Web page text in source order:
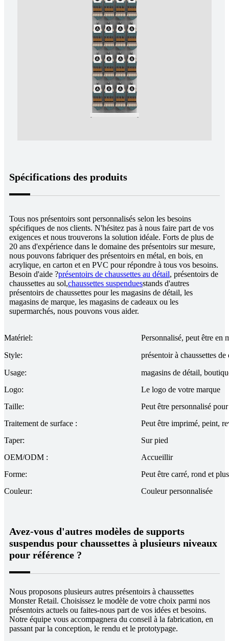
Spécifications des produits
Tous nos présentoirs sont personnalisés selon les besoins
spécifiques de nos clients. N'hésitez pas à nous faire part de vos
exigences et nous trouverons la solution idéale. Forts de plus de
20 ans d'expérience dans le domaine des présentoirs sur mesure,
nous pouvons fabriquer des présentoirs en métal, en bois, en
acrylique, en carton et en PVC pour répondre à tous vos besoins.
Besoin d'aide ?présentoirs de chaussettes au détail, présentoirs de
chaussettes au sol,chaussettes suspenduesstands d'autres
présentoirs de chaussettes pour les magasins de détail, les
magasins de marque, les magasins de cadeaux ou les
supermarchés, nous pouvons vous aider.
Matériel:
Personnalisé, peut être en
Style:
présentoir à chaussettes de
Usage:
magasins de détail,
Logo:
Le logo de votre marque
Taille:
Peut être personnalisé
Traitement de surface :
Peut être imprimé, peint,
Taper:
Sur pied
OEM/ODM :
Accueillir
Forme:
Peut être carré, rond et plus
Couleur:
Couleur personnalisée
Avez-vous d'autres modèles de supports
suspendus pour chaussettes à plusieurs niveaux
pour référence ?
Nous proposons plusieurs autres présentoirs à chaussettes
Monster Retail. Choisissez le modèle de votre choix parmi nos
présentoirs actuels ou faites-nous part de vos idées et besoins.
Notre équipe vous accompagnera du conseil à la fabrication, en
passant par la conception, le rendu et le prototypage.